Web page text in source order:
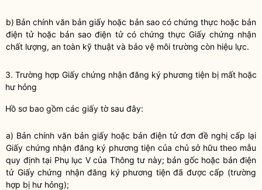
b) Bản chính văn bản giấy hoặc bản sao có chứng thực hoặc bản
điện tử hoặc bản sao điện tử có chứng thực Giấy chứng nhận
chất lượng, an toàn kỹ thuật và bảo vệ môi trường còn hiệu lực.
3. Trường hợp Giấy chứng nhận đăng ký phương tiện bị mất hoặc
hư hỏng
Hồ sơ bao gồm các giấy tờ sau đây:
a) Bản chính văn bản giấy hoặc bản điện tử đơn đề nghị cấp lại
Giấy chứng nhận đăng ký phương tiện của chủ sở hữu theo mẫu
quy định tại Phụ lục V của Thông tư này; bản gốc hoặc bản điện
tử Giấy chứng nhận đăng ký phương tiện đã được cấp (trường
hợp bị hư hỏng);